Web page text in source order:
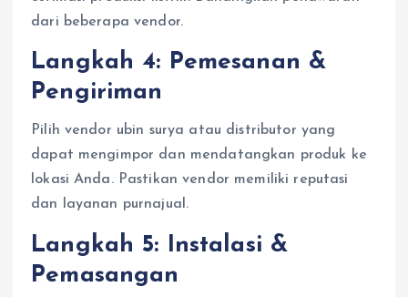
dari beberapa vendor.
Langkah 4: Pemesanan &
Pengiriman
Pilih vendor ubin surya atau distributor yang
dapat mengimpor dan mendatangkan produk ke
lokasi Anda. Pastikan vendor memiliki reputasi
dan layanan purnajual.
Langkah 5: Instalasi &
Pemasangan